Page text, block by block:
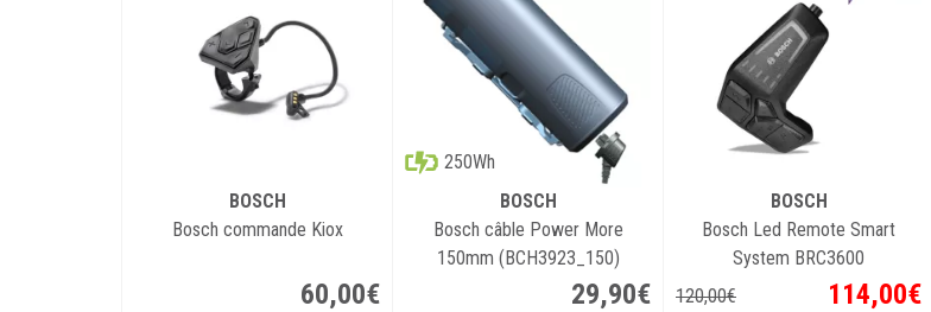
BOSCH
Bosch commande Kiox
60,00€
250Wh
BOSCH
Bosch câble Power More
150mm (BCH3923_150)
29,90€
BOSCH
Bosch Led Remote Smart
System BRC3600
120,00€ 114,00€